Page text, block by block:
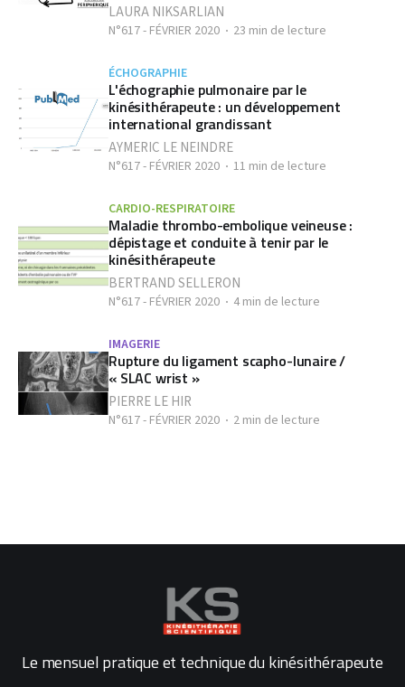
LAURA NIKSARLIAN
N°617 - FÉVRIER 2020 23 min de lecture
ÉCHOGRAPHIE
L'échographie pulmonaire par le
kinésithérapeute : un développement
international grandissant
AYMERIC LE NEINDRE
N°617 - FÉVRIER 2020 11 min de lecture
CARDIO-RESPIRATOIRE
Maladie thrombo-embolique veineuse :
dépistage et conduite à tenir par le
kinésithérapeute
BERTRAND SELLERON
N°617 - FÉVRIER 2020 4 min de lecture
IMAGERIE
Rupture du ligament scapho-lunaire /
« SLAC wrist »
PIERRE LE HIR
N°617 - FÉVRIER 2020 2 min de lecture
Le mensuel pratique et technique du kinésithérapeute